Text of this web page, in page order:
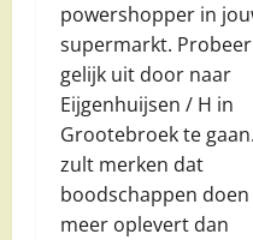
powershopper in
supermarkt.
gelijk uit door naar
Eijgenhuijsen / H in
Grootebroek te
zult merken dat
boodschappen doen
meer oplevert dan